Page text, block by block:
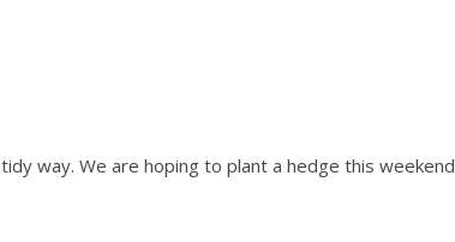
way. We are hoping to plant a hedge this weekend